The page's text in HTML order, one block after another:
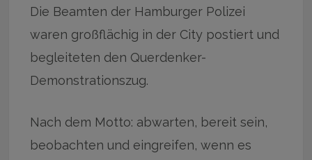
Die Beamten der Hamburger Polizei
waren großflächig in der City postiert und
begleiteten den Querdenker-
Demonstrationszug.
Nach dem Motto: abwarten, bereit sein,
beobachten und eingreifen, wenn es